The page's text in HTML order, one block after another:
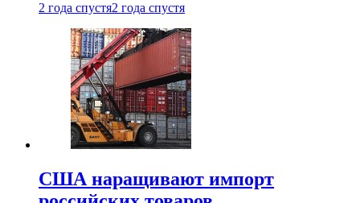
2 года спустя2 года спустя
США наращивают импорт